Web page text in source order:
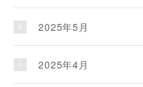
2025年5月
2025年4月